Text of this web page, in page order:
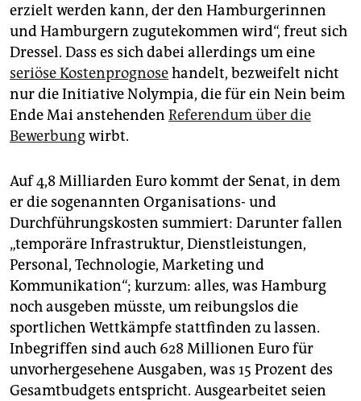
erzielt werden kann, der den Hamburgerinnen
und Hamburgern zugutekommen wird“, freut sich
Dressel. Dass es sich dabei allerdings um eine
seriöse Kostenprognosehandelt, bezweifelt nicht
nur die Initiative Nolympia, die für ein Nein beim
Ende Mai anstehenden Referendum über die
Bewerbungwirbt.
Auf 4,8 Milliarden Euro kommt der Senat, in dem
er die sogenannten Organisations- und
Durchführungskosten summiert: Darunter fallen
„temporäre Infrastruktur, Dienstleistungen,
Personal, Technologie, Marketing und
Kommunikation“; kurzum: alles, was Hamburg
noch ausgeben müsste, um reibungslos die
sportlichen Wettkämpfe stattfinden zu lassen.
Inbegriffen sind auch 628 Millionen Euro für
unvorhergesehene Ausgaben, was 15 Prozent des
Gesamtbudgets entspricht. Ausgearbeitet seien